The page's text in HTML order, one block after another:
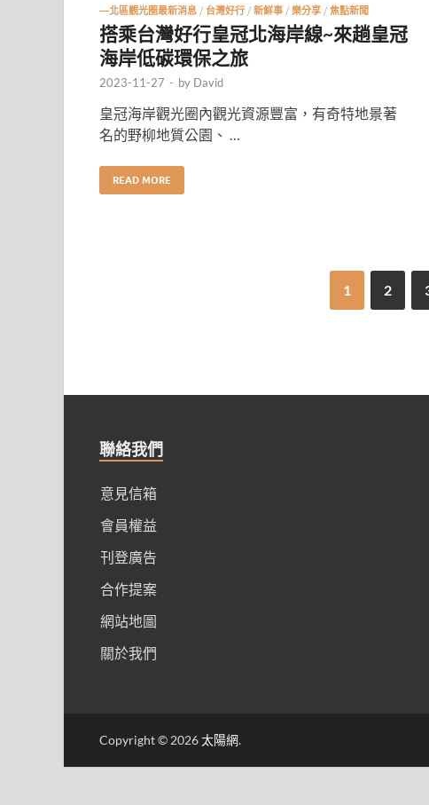
—北區觀光圈最新消息 / 台灣好行 / 新鮮事 / 樂分享 / 焦點新聞
搭乘台灣好行皇冠北海岸線~來趟皇冠
海岸低碳環保之旅
2023-11-27 - by David
皇冠海岸觀光圈內觀光資源豐富，有奇特地景著
名的野柳地質公園、 …
READ MORE
1 2
聯絡我們
意見信箱
會員權益
刊登廣告
合作提案
網站地圖
關於我們
Copyright © 2026太陽網.